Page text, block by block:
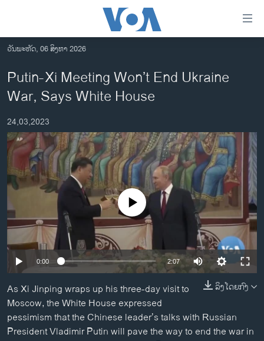
ເຂົ້າ
ຫາ
ຂ້າມ
ຂ້າມ
ໄປ
ຫາ
ຊອກ
ລາວ
ອາເມຣິກາ
ການເລືອກຕັ້ງ ປະທານາທີບໍດີ ສະຫະລັດ 2024
ຂ່າວ​ຈີນ
ໂລກ
ເອເຊຍ
ອິດສະຫຼະພາບດ້ານການຂ່າວ
ຊີວິດຊາວລາວ
ຊຸມຊົນຊາວລາວ
ວິທະຍາສາດ-ເທັກໂນໂລຈີ
ທຸລະກິດ
ພາສາອັງກິດ
ວີດີໂອ
ວັນພະຫັດ, 06 ສິງຫາ 2026
Putin-Xi Meeting Won’t End Ukraine
War, Says White House
24,03,2023
No media source currently available
0:00 2:07
ລິງໂດຍກົງ
As Xi Jinping wraps up his three-day visit to
Moscow, the White House expressed
pessimism that the Chinese leader’s talks with Russian
President Vladimir Putin will pave the way to end the war in